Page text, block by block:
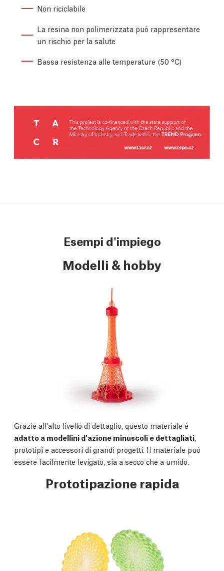
Non riciclabile
La resina non polimerizzata può rappresentare
un rischio per la salute
Bassa resistenza alle temperature (50 °C)
Esempi d'impiego
Modelli & hobby
Grazie all'alto livello di dettaglio, questo materiale è
adatto a modellini d'azione minuscoli e dettagliati
prototipi e accessori di grandi progetti. Il materiale può
essere facilmente levigato, sia a secco che a umido.
Prototipazione rapida